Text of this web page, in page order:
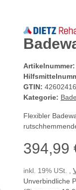
Artikelnummer:
GTIN:
Kategorie:
Flexibler
394,99
inkl. 19% USt. ,
Unverbindliche